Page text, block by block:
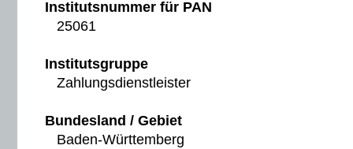
Institutsnummer für PAN
25061
Institutsgruppe
Zahlungsdienstleister
Bundesland / Gebiet
Baden-Württemberg